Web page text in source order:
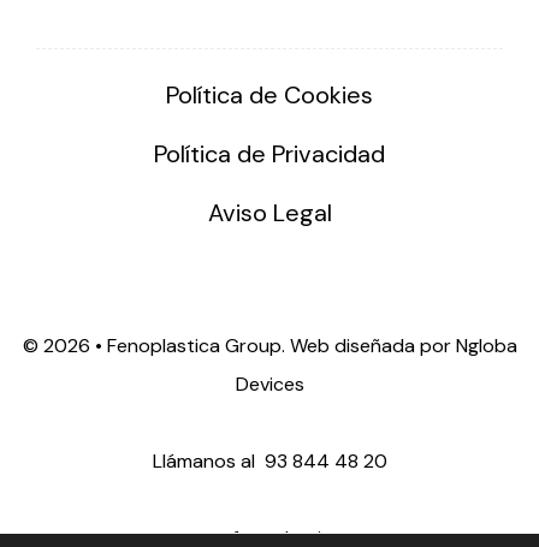
Política de Cookies
Política de Privacidad
Aviso Legal
© 2026 • Fenoplastica Group. Web diseñada porNgloba
Devices
Llámanos al 93 844 48 20
ventas@fenoplastica.com